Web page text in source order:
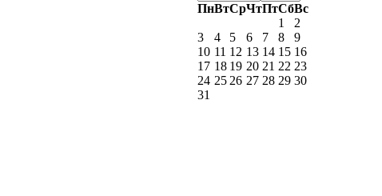
ПнВтСрЧтПтСбВс
1
2
3
4 5 6 7 8
9
10 11 12 13 14 15 16
17 18 19 20 21 22 23
24 25 26 27 28 29 30
31